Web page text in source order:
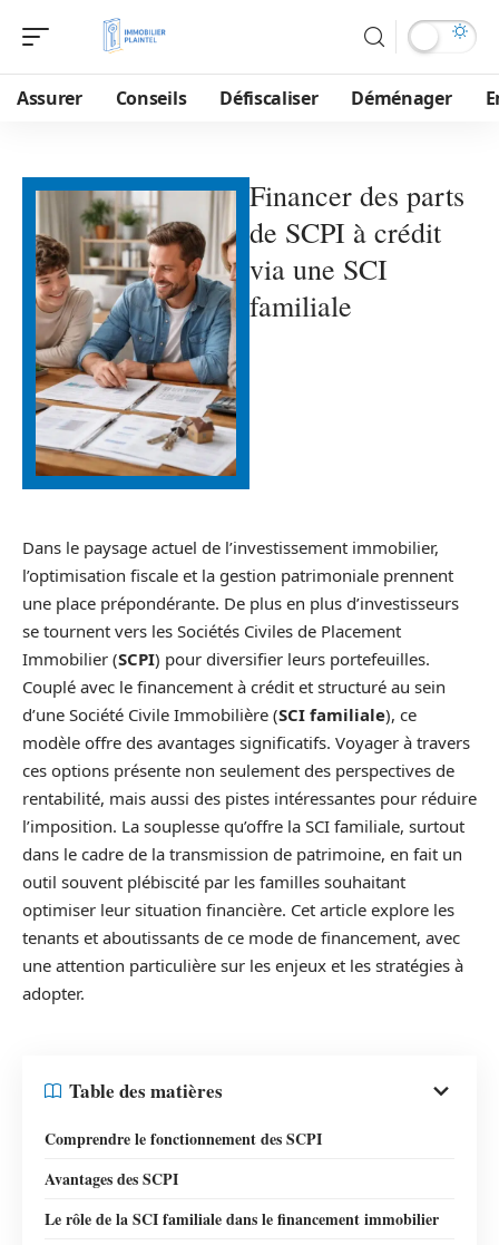
Assurer Conseils Défiscaliser Déménager
Financer des parts
de SCPI à crédit
via une SCI
familiale
Dans le paysage actuel de l’investissement immobilier,
l’optimisation fiscale et la gestion patrimoniale prennent
une place prépondérante. De plus en plus d’investisseurs
se tournent vers les Sociétés Civiles de Placement
Immobilier (SCPI) pour diversifier leurs portefeuilles.
Couplé avec le financement à crédit et structuré au sein
d’une Société Civile Immobilière (SCI familiale), ce
modèle offre des avantages significatifs. Voyager à travers
ces options présente non seulement des perspectives de
rentabilité, mais aussi des pistes intéressantes pour réduire
l’imposition. La souplesse qu’offre la SCI familiale, surtout
dans le cadre de la transmission de patrimoine, en fait un
outil souvent plébiscité par les familles souhaitant
optimiser leur situation financière. Cet article explore les
tenants et aboutissants de ce mode de financement, avec
une attention particulière sur les enjeux et les stratégies à
adopter.
Table des matières
Comprendre le fonctionnement des SCPI
Avantages des SCPI
Le rôle de la SCI familiale dans le financement immobilier